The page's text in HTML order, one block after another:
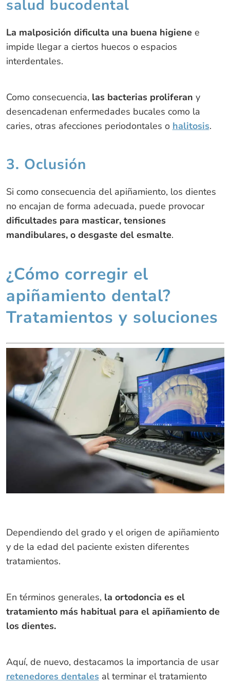
salud bucodental
La malposición dificulta una buena higienee
impide llegar a ciertos huecos o espacios
interdentales.
Como consecuencia, las bacterias proliferan y
desencadenan enfermedades bucales como la
caries, otras afecciones periodontales o halitosis.
3. Oclusión
Si como consecuencia del apiñamiento, los dientes
no encajan de forma adecuada, puede provocar
dificultades para masticar, tensiones
mandibulares, o desgaste del esmalte.
¿Cómo corregir el
apiñamiento dental?
Tratamientos y soluciones
Dependiendo del grado y el origen de apiñamiento
y de la edad del paciente existen diferentes
tratamientos.
En términos generales, la ortodoncia es el
tratamiento más habitual para el apiñamiento de
los dientes.
Aquí, de nuevo, destacamos la importancia de usar
retenedores dentales al terminar el tratamiento